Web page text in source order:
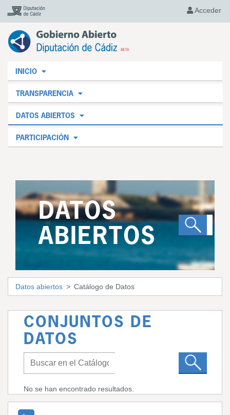
Acceder
INICIO
TRANSPARENCIA
DATOS ABIERTOS
PARTICIPACIÓN
DATOS
ABIERTOS
Datos abiertos Catálogo de Datos
CONJUNTOS DE
DATOS
No se han encontrado resultados.